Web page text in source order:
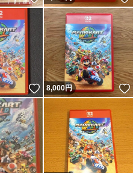
いいね！
8,000円